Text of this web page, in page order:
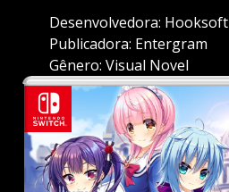
Desenvolvedora: Hooksoft
Publicadora: Entergram
Gênero: Visual Novel